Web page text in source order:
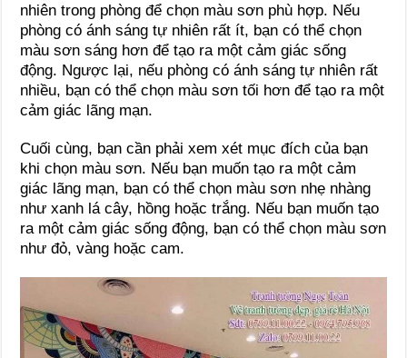
nhiên trong phòng để chọn màu sơn phù hợp. Nếu
phòng có ánh sáng tự nhiên rất ít, bạn có thể chọn
màu sơn sáng hơn để tạo ra một cảm giác sống
động. Ngược lại, nếu phòng có ánh sáng tự nhiên rất
nhiều, bạn có thể chọn màu sơn tối hơn để tạo ra một
cảm giác lãng mạn.
Cuối cùng, bạn cần phải xem xét mục đích của bạn
khi chọn màu sơn. Nếu bạn muốn tạo ra một cảm
giác lãng mạn, bạn có thể chọn màu sơn nhẹ nhàng
như xanh lá cây, hồng hoặc trắng. Nếu bạn muốn tạo
ra một cảm giác sống động, bạn có thể chọn màu sơn
như đỏ, vàng hoặc cam.